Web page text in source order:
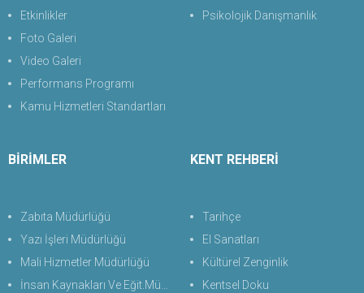
Etkinlikler
Foto Galeri
Video Galeri
Performans Programı
Kamu Hizmetleri Standartları
Psikolojik Danışmanlık
BİRİMLER
Zabıta Müdürlüğü
Yazı İşleri Müdürlüğü
Mali Hizmetler Müdürlüğü
İnsan Kaynakları Ve Eğit.Müdürlüğü
KENT REHBERİ
Tarihçe
El Sanatları
Kültürel Zenginlik
Kentsel Doku